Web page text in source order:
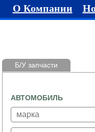
О Компании
Б/У запчасти
АВТОМОБИЛЬ